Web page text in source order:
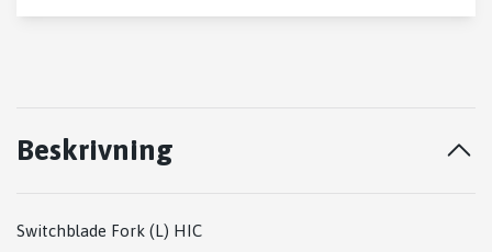
Beskrivning
Switchblade Fork (L) HIC